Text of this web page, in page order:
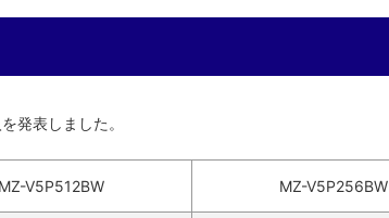
発表しました。
MZ-V5P512BW MZ-V5P256BW